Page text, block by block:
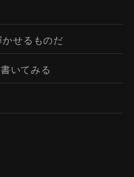
せるものだ
いてみる